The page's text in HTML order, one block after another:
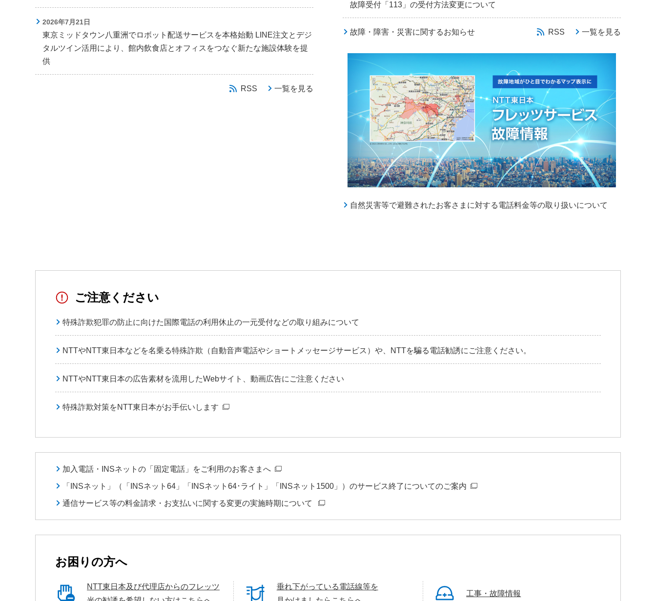
2026年7月21日
東京ミッドタウン八重洲でロボット配送サービスを本格始動 LINE注文とデジ
タルツイン活用により、館内飲食店とオフィスをつなぐ新たな施設体験を提
供
RSS 一覧を見る
故障受付「113」の受付方法変更について
故障・障害・災害に関するお知らせ RSS 一覧を見る
自然災害等で避難されたお客さまに対する電話料金等の取り扱いについて
ご注意ください
特殊詐欺犯罪の防止に向けた国際電話の利用休止の一元受付などの取り組みについて
NTTやNTT東日本などを名乗る特殊詐欺（自動音声電話やショートメッセージサービス）や、NTTを騙る電話勧誘にご注意ください。
NTTやNTT東日本の広告素材を流用したWebサイト、動画広告にご注意ください
特殊詐欺対策をNTT東日本がお手伝いします
加入電話・INSネットの「固定電話」をご利用のお客さまへ
「INSネット」（「INSネット64」「INSネット64･ライト」「INSネット1500」）のサービス終了についてのご案内
通信サービス等の料金請求・お支払いに関する変更の実施時期について
お困りの方へ
NTT東日本及び代理店からのフレッツ
垂れ下がっている電話線等を
工事・故障情報